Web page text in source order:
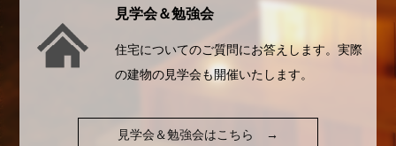
見学会＆勉強会
住宅についてのご質問にお答えします。実際
の建物の見学会も開催いたします。
見学会＆勉強会はこちら →